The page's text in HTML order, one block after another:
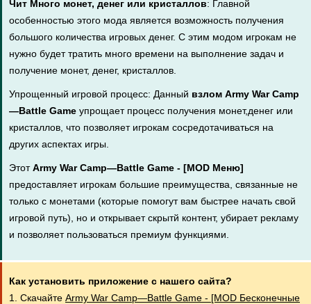
Чит Много монет, денег или кристаллов: Главной
особенностью этого мода является возможность получения
большого количества игровых денег. С этим модом игрокам не
нужно будет тратить много времени на выполнение задач и
получение монет, денег, кристаллов.
Упрощенный игровой процесс: Данный взлом Army War Camp
—Battle Game упрощает процесс получения монет,денег или
кристаллов, что позволяет игрокам сосредотачиваться на
других аспектах игры.
ЭтотArmy War Camp—Battle Game - [MOD Меню]
предоставляет игрокам большие преимущества, связанные не
только с монетами (которые помогут вам быстрее начать свой
игровой путь), но и открывает скрытй контент, убирает рекламу
и позволяет пользоваться премиум функциями.
Как установить приложение с нашего сайта?
1. Скачайте Army War Camp—Battle Game - [MOD Бесконечные